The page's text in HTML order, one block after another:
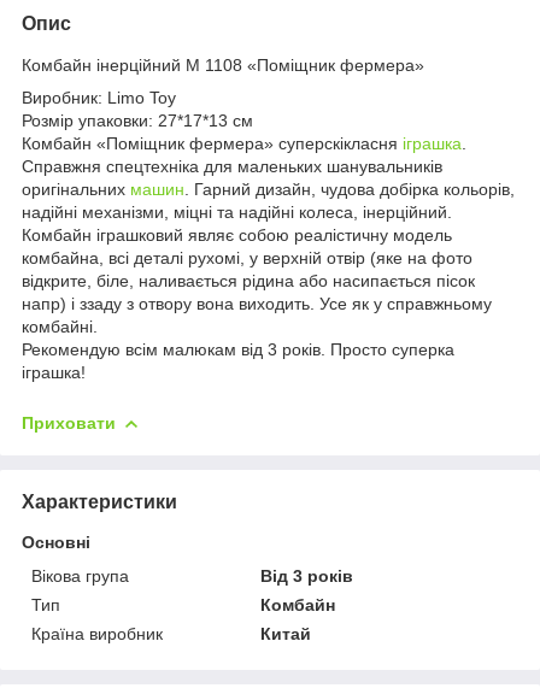
Опис
Комбайн інерційний М 1108 «Поміщник фермера»
Виробник: Limo Toy
Розмір упаковки: 27*17*13 см
Комбайн «Поміщник фермера» суперскікласня іграшка
Справжня спецтехніка для маленьких шанувальників
оригінальних машин . Гарний дизайн, чудова добірка кольорів,
надійні механізми, міцні та надійні колеса, інерційний.
Комбайн іграшковий являє собою реалістичну модель
комбайна, всі деталі рухомі, у верхній отвір (яке на фото
відкрите, біле, наливається рідина або насипається пісок
напр) і ззаду з отвору вона виходить. Усе як у справжньому
комбайні.
Рекомендую всім малюкам від 3 років. Просто суперка
іграшка!
Приховати
Характеристики
Основні
Вікова група
Від 3 років
Тип
Комбайн
Країна виробник
Китай